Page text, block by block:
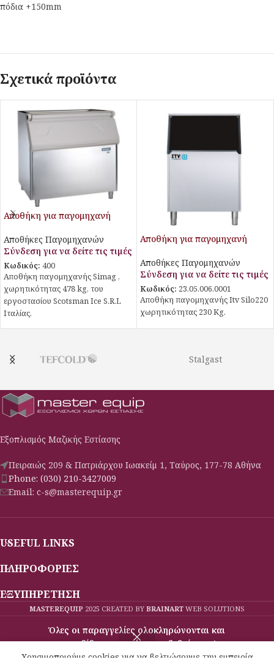
Όλες οι παραγγελίες ολοκληρώνονται και
παραδίδονται κατόπιν επιβεβαίωσης!
πόδια +150mm
Σχετικά προϊόντα
Αποθήκη για παγομηχανή
Αποθήκες Παγομηχανών
Σύνδεση για να δείτε τις τιμές
Κωδικός: 400
Αποθήκη παγομηχανής Simag ,
χωρητικότητας 478 kg, του
εργοστασίου Scotsman Ice S.R.L
Ιταλίας.
Αποθήκη για παγομηχανή
Αποθήκες Παγομηχανών
Σύνδεση για να δείτε τις τιμές
Κωδικός: 23.05.006.0001
Αποθήκη παγομηχανής Itv Silo220
χωρητικότητας 230 Kg.
Stalgast
Εξοπλισμός Μαζικής Εστίασης
Πειραιώς 209 & Πατριάρχου Ιωακείμ 1, Ταύρος, 177-78 Αθήνα
Phone: (030) 210-3427009
Email: c-s@masterequip.gr
USEFUL LINKS
ΠΛΗΡΟΦΟΡΙΕΣ
ΕΞΥΠΗΡΕΤΗΣΗ
MASTEREQUIP 2025 CREATED BY BRAINART WEB SOLUTIONS
Χρησιμοποιούμε cookies για να βελτιώσουμε την εμπειρία